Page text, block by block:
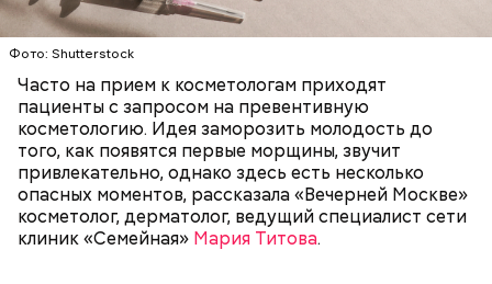
Фото: Shutterstock
Часто на прием к косметологам приходят
пациенты с запросом на превентивную
косметологию. Идея заморозить молодость до
того, как появятся первые морщины, звучит
привлекательно, однако здесь есть несколько
опасных моментов, рассказала «Вечерней Москве»
косметолог, дерматолог, ведущий специалист сети
клиник «Семейная» Мария Титова.
По словам шеф-повара, такая выпечка будет